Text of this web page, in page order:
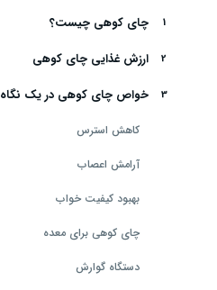
چای کوهی چیست؟
ارزش غذایی چای کوهی
خواص چای کوهی در یک نگاه
کاهش استرس
آرامش اعصاب
بهبود کیفیت خواب
چای کوهی برای معده
دستگاه گوارش